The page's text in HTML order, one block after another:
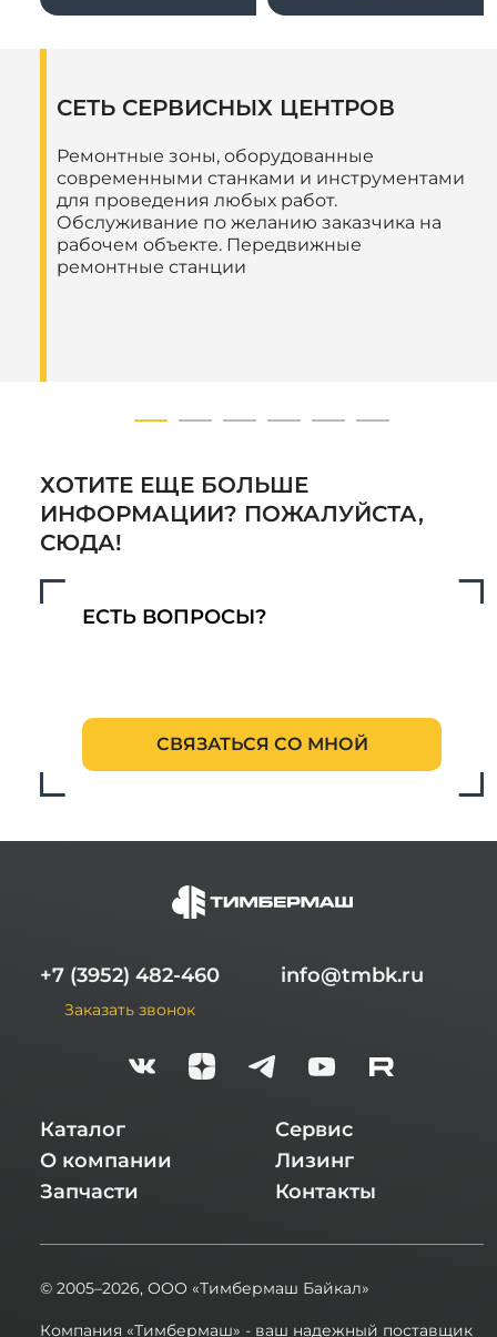
СЕТЬ СЕРВИСНЫХ ЦЕНТРОВ
Ремонтные зоны, оборудованные
современными станками и инструментами
для проведения любых работ.
Обслуживание по желанию заказчика на
рабочем объекте. Передвижные
ремонтные станции
ХОТИТЕ ЕЩЕ БОЛЬШЕ
ИНФОРМАЦИИ? ПОЖАЛУЙСТА,
СЮДА!
ЕСТЬ ВОПРОСЫ?
СВЯЗАТЬСЯ СО МНОЙ
+7 (3952) 482-460
Заказать звонок
info@tmbk.ru
Каталог
О компании
Запчасти
Сервис
Лизинг
Контакты
© 2005–2026, ООО «Тимбермаш Байкал»
Компания «Тимбермаш» - ваш надежный поставщик